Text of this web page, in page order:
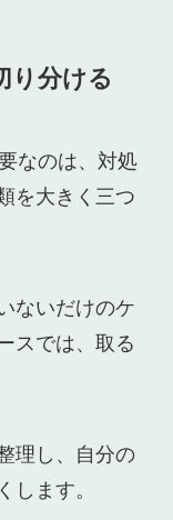
り分ける
なのは、対処
を大きく三つ
ないだけのケ
スでは、取る
理し、自分の
します。